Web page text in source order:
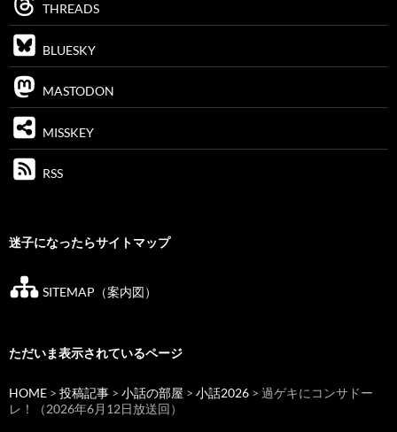
THREADS
BLUESKY
MASTODON
MISSKEY
RSS
迷子になったらサイトマップ
SITEMAP（案内図）
ただいま表示されているページ
HOME > 投稿記事 > 小話の部屋 > 小話2026 > 過ゲキにコンサドー
レ！（2026年6月12日放送回）